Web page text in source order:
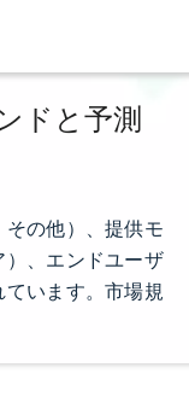
ドと予測
の他）、提供モ
、エンドユーザ
います。市場規